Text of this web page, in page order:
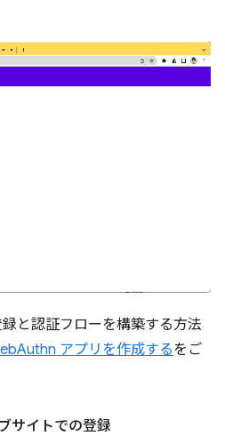
と認証フローを構築する方法
アプリを作成するをご
サイトでの登録